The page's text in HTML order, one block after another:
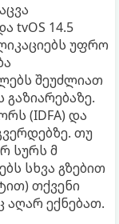
tvOS 14.5
უფრო
შეუძლიათ
(IDFA) და
თუ
სურს მ
სხვა გზებით
თქვენი
ექნებათ.